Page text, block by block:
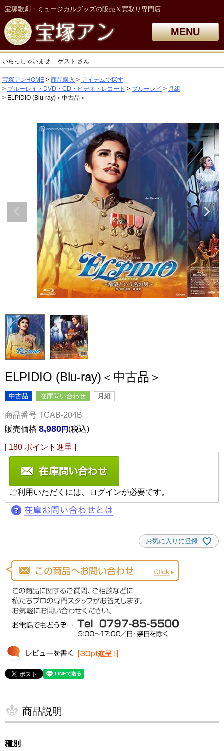
宝塚歌劇・ミュージカルグッズの販売＆買取り専門店
MENU
いらっしゃいませ ゲスト さん
宝塚アンHOME 商品購入
アイテムで探す
ブルーレイ・DVD・CD・ビデオ・レコード
ブルーレイ
月組
ELPIDIO (Blu-ray)＜中古品＞
ELPIDIO (Blu-ray)＜中古品＞
中古品 在庫問い合わせ 月組
商品番号 TCAB-204B
販売価格 8,980 税込
[ 180 ポイント進呈 ]
ご利用いただくには、ログインが必要です。
お気に入りに登録
商品説明
種別